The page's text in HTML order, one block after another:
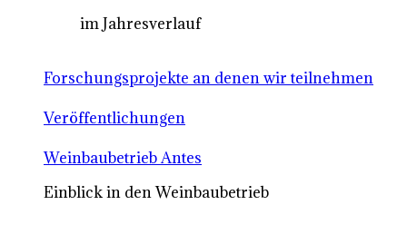
im Jahresverlauf
Forschungsprojekte an denen wir teilnehmen
Veröffentlichungen
Weinbaubetrieb Antes
Einblick in den Weinbaubetrieb